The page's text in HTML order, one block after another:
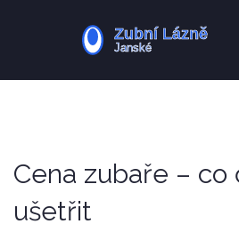
Zotavení po extrakci
Cena zubaře – co
ušetřit